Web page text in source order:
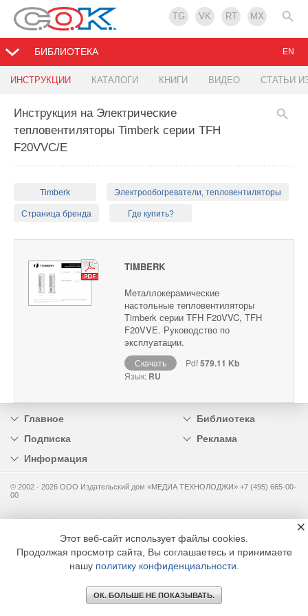
TG VK RT MX
БИБЛИОТЕКА
ИНСТРУКЦИИ КАТАЛОГИ КНИГИ ВИДЕО СТАТЬИ
EN
Инструкция на Электрические
тепловентиляторы Timberk серии TFH
F20VVC/E
Timberk Электрообогреватели, тепловентиляторы
Страница бренда Где купить?
TIMBERK
Металлокерамические
настольные тепловентиляторы
Timberk серии TFH F20VVC, TFH
F20VVE. Руководство по
эксплуатации.
Скачать Pdf579.11 Kb
Язык: RU
Главное
Библиотека
Подписка
Реклама
Информация
© 2002 - 2026 OOO Издательский дом «МЕДИА ТЕХНОЛОДЖИ» +7 (495) 665-00-
00
Этот веб-сайт использует файлы cookies.
Продолжая просмотр сайта, Вы соглашаетесь и принимаете
нашу политику конфиденциальности
ОК. БОЛЬШЕ НЕ ПОКАЗЫВАТЬ.
×